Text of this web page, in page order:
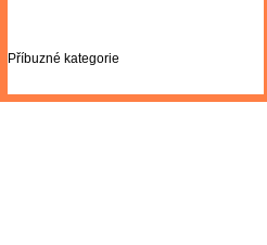
Příbuzné kategorie